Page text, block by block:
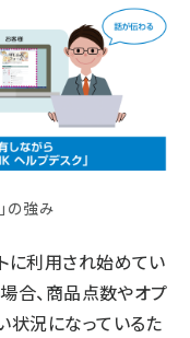
の強み
に利用され始めてい
合、商品点数やオプ
状況になっているた